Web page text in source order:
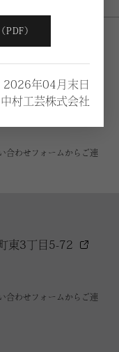
PDF）
2026年04月末日
中村工芸株式会社
ルを実際に見て触れて体
合わせフォームからご連
東3丁目5-72
合わせフォームからご連